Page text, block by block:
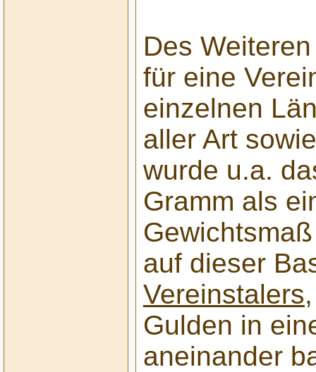
Des
für eine
einzelnen
aller Art
wurde u.a.
Gramm als
auf dieser
Vereinstalers
Gulden in
aneinander